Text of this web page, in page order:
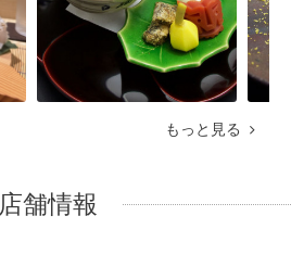
もっと見る
店舗情報